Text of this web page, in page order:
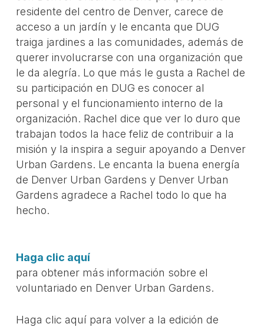
residente del centro de Denver, carece de
acceso a un jardín y le encanta que DUG
traiga jardines a las comunidades, además de
querer involucrarse con una organización que
le da alegría. Lo que más le gusta a Rachel de
su participación en DUG es conocer al
personal y el funcionamiento interno de la
organización. Rachel dice que ver lo duro que
trabajan todos la hace feliz de contribuir a la
misión y la inspira a seguir apoyando a Denver
Urban Gardens. Le encanta la buena energía
de Denver Urban Gardens y Denver Urban
Gardens agradece a Rachel todo lo que ha
hecho.
Haga clic aquí
para obtener más información sobre el
voluntariado en Denver Urban Gardens.
Haga clic aquí para volver a la edición de